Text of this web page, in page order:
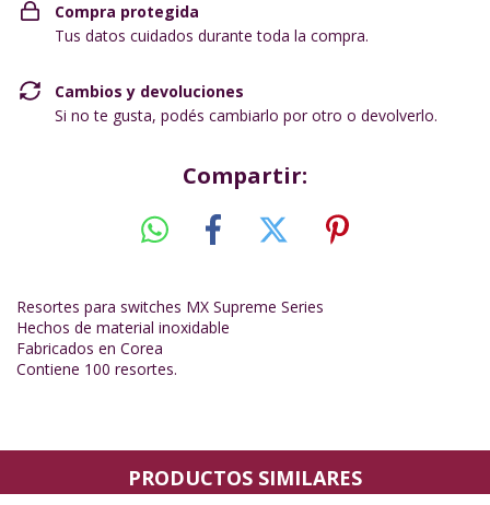
Compra protegida
Tus datos cuidados durante toda la compra.
Cambios y devoluciones
Si no te gusta, podés cambiarlo por otro o devolverlo.
Compartir:
Resortes para switches MX Supreme Series
Hechos de material inoxidable
Fabricados en Corea
Contiene 100 resortes.
PRODUCTOS SIMILARES